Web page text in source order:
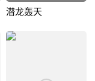
潜龙轰天